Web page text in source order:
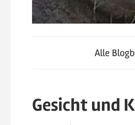
JacoBlök
der
skigebiete.ch
Alle
Gesicht und